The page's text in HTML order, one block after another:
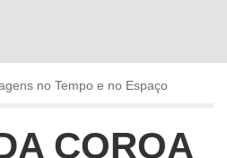
no Tempo e no Espaço
me a verdade a mentir
COROA